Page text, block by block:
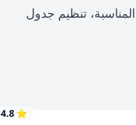
تنظيم جدول
⭐
4.8